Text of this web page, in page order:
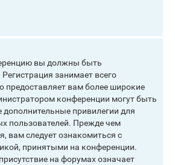
вы должны быть
занимает всего
предоставляет вам более широкие
конференции могут быть
привилегии для
пользователей. Прежде чем
вам следует ознакомиться с
принятыми на конференции.
на форумах означает